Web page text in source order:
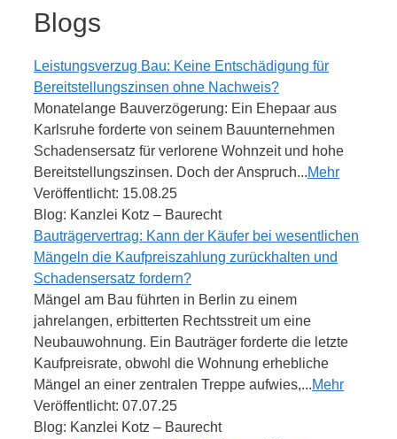
Blogs
Leistungsverzug Bau: Keine Entschädigung für
Bereitstellungszinsen ohne Nachweis?
Monatelange Bauverzögerung: Ein Ehepaar aus
Karlsruhe forderte von seinem Bauunternehmen
Schadensersatz für verlorene Wohnzeit und hohe
Bereitstellungszinsen. Doch der Anspruch...Mehr
Veröffentlicht: 15.08.25
Blog: Kanzlei Kotz – Baurecht
Bauträgervertrag: Kann der Käufer bei wesentlichen
Mängeln die Kaufpreiszahlung zurückhalten und
Schadensersatz fordern?
Mängel am Bau führten in Berlin zu einem
jahrelangen, erbitterten Rechtsstreit um eine
Neubauwohnung. Ein Bauträger forderte die letzte
Kaufpreisrate, obwohl die Wohnung erhebliche
Mängel an einer zentralen Treppe aufwies,...Mehr
Veröffentlicht: 07.07.25
Blog: Kanzlei Kotz – Baurecht